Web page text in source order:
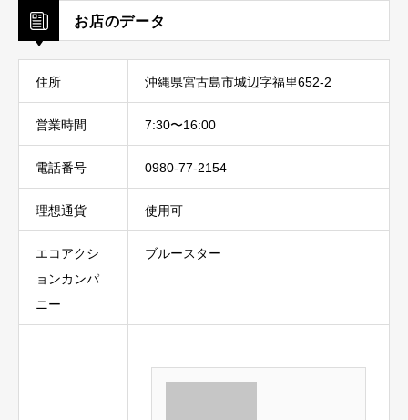
お店のデータ
住所 沖縄県宮古島市城辺字福里652-2
営業時間 7:30〜16:00
電話番号 0980-77-2154
理想通貨 使用可
エコアクシ
ョンカンパ
ニー
ブルースター